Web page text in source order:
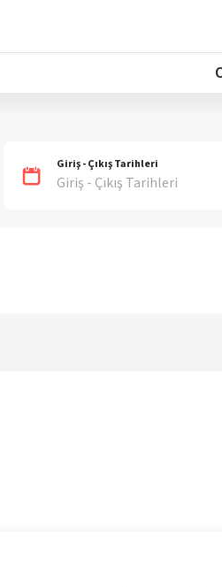
Giriş - Çıkış Tarihleri
Giriş - Çıkış Tarihleri